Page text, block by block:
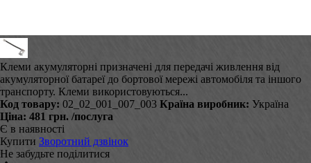
Клеми акумуляторні призначені для передачі живлення від
акумуляторної батареї до бортової мережі автомобіля та іншого
транспорту. Клеми використовуються...
Код товару: 02_02_001_007_003 Країна виробник: Україна
Ціна: 481 грн. /послуга
Є в наявності
Купити Зворотний дзвінок
Не забудьте поділитися